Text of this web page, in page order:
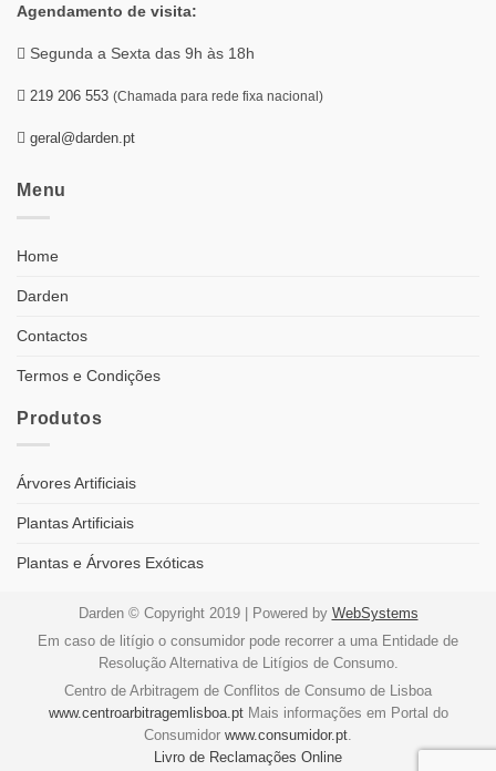
Agendamento de visita:
Segunda a Sexta das 9h às 18h
219 206 553 (Chamada para rede fixa nacional)
geral@darden.pt
Menu
Home
Darden
Contactos
Termos e Condições
Produtos
Árvores Artificiais
Plantas Artificiais
Plantas e Árvores Exóticas
Darden © Copyright 2019 | Powered by WebSystems
Em caso de litígio o consumidor pode recorrer a uma Entidade de
Resolução Alternativa de Litígios de Consumo.
Centro de Arbitragem de Conflitos de Consumo de Lisboa
www.centroarbitragemlisboa.ptMais informações em Portal do
Consumidor www.consumidor.pt.
Livro de Reclamações Online